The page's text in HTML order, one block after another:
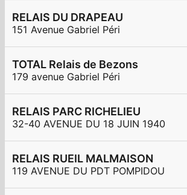
RELAIS DU DRAPEAU
151 Avenue Gabriel Péri
TOTAL Relais de Bezons
179 avenue Gabriel Péri
RELAIS PARC RICHELIEU
32-40 AVENUE DU 18 JUIN 1940
RELAIS RUEIL MALMAISON
119 AVENUE DU PDT POMPIDOU